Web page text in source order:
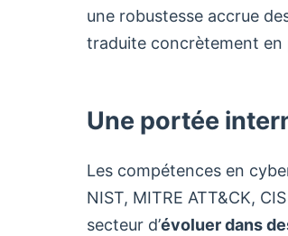
une robustesse accrue
traduite concrètement en
Une portée
Les compétences en
NIST, MITRE ATT&CK,
secteur d’évoluer dans